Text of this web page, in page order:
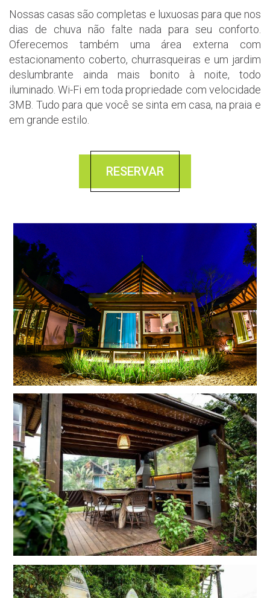
Nossas casas são completas e luxuosas para que nos
dias de chuva não falte nada para seu conforto.
Oferecemos também uma área externa com
estacionamento coberto, churrasqueiras e um jardim
deslumbrante ainda mais bonito à noite, todo
iluminado. Wi-Fi em toda propriedade com velocidade
3MB. Tudo para que você se sinta em casa, na praia e
em grande estilo.
RESERVAR